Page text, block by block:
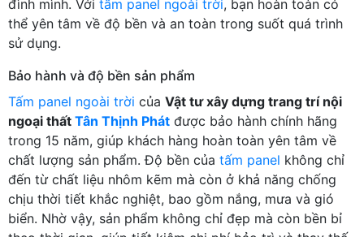
đình mình. Với tấm panel ngoài trời, bạn hoàn toàn có
thể yên tâm về độ bền và an toàn trong suốt quá trình
sử dụng.
Bảo hành và độ bền sản phẩm
Tấm panel ngoài trời của Vật tư xây dựng trang trí nội
ngoại thất Tân Thịnh Phát được bảo hành chính hãng
trong 15 năm, giúp khách hàng hoàn toàn yên tâm về
chất lượng sản phẩm. Độ bền của tấm panel không chỉ
đến từ chất liệu nhôm kẽm mà còn ở khả năng chống
chịu thời tiết khắc nghiệt, bao gồm nắng, mưa và gió
biển. Nhờ vậy, sản phẩm không chỉ đẹp mà còn bền bỉ